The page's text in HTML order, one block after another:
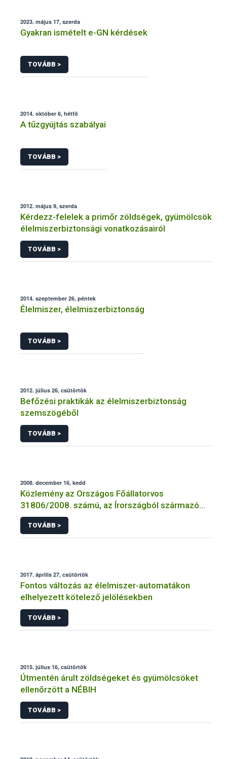
2023. május 17, szerda
Gyakran ismételt e-GN kérdések
TOVÁBB >
2014. október 6, hétfő
A tűzgyújtás szabályai
TOVÁBB >
2012. május 9, szerda
Kérdezz-felelek a primőr zöldségek, gyümölcsök
élelmiszerbiztonsági vonatkozásairól
TOVÁBB >
2014. szeptember 26, péntek
Élelmiszer, élelmiszerbiztonság
TOVÁBB >
2012. július 26, csütörtök
Befőzési praktikák az élelmiszerbiztonság
szemszögéből
TOVÁBB >
2008. december 16, kedd
Közlemény az Országos Főállatorvos
31806/2008. számú, az Írországból származó
sertéshúsra és abból készült termékekre
vonatkozó határozatáról
TOVÁBB >
2017. április 27, csütörtök
Fontos változás az élelmiszer-automatákon
elhelyezett kötelező jelölésekben
TOVÁBB >
2015. július 16, csütörtök
Útmentén árult zöldségeket és gyümölcsöket
ellenőrzött a NÉBIH
TOVÁBB >